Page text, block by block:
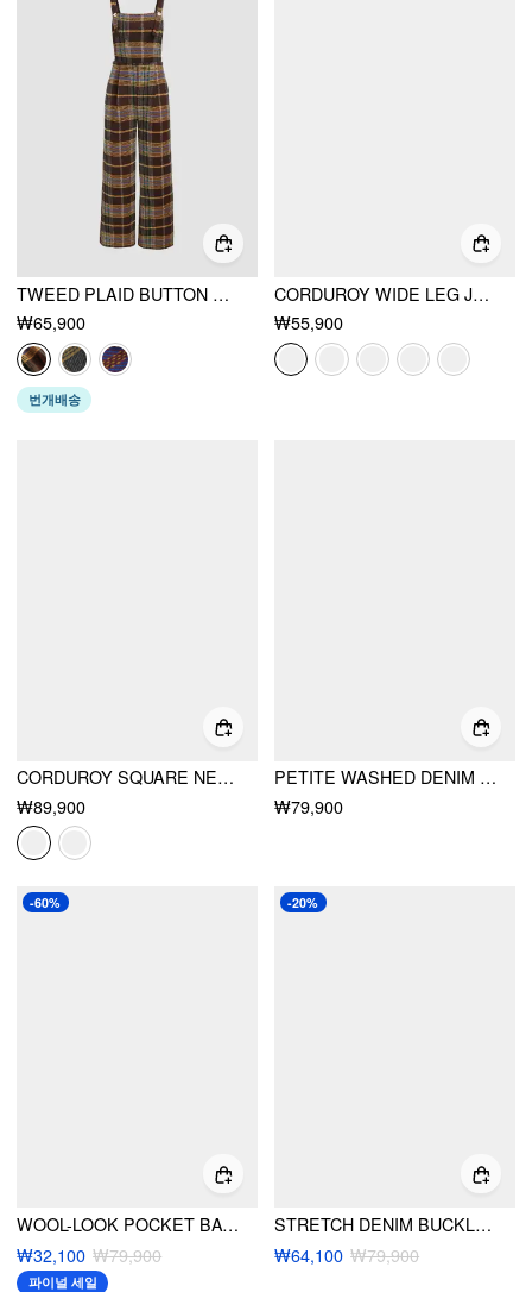
TWEED PLAID BUTTON UP WIDE LEG JUMPSUIT
₩65,900
번개배송
CORDUROY WIDE LEG JUMPSUIT
₩55,900
CORDUROY SQUARE NECK METAL DETAIL BARREL-LEG JUMPSUIT
₩89,900
PETITE WASHED DENIM HIGH RISE V-NECK METAL DETAIL OVERSIZED WIDE LEG JUMPSUIT
₩79,900
-60%
WOOL-LOOK POCKET BACKLESS JUMPSUIT
₩32,100 ₩79,900
파이널 세일
-20%
STRETCH DENIM BUCKLE UP FLARED JUMPSUIT
₩64,100 ₩79,900